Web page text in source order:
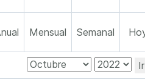
Mensual Semanal